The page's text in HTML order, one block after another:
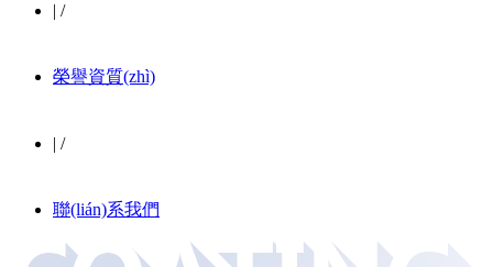
| /
榮譽資質(zhì)
| /
聯(lián)系我們